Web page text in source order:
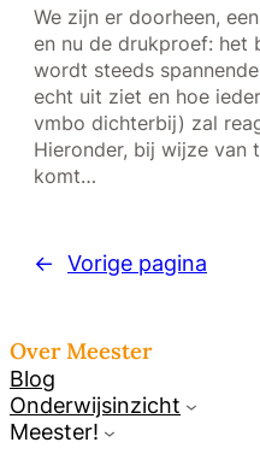
We zijn er doorheen,
en nu de drukproef: het
wordt steeds
echt uit ziet en hoe
vmbo dichterbij) zal
Hieronder, bij wijze van
komt…
← Vorige pagina
Over Meester
Blog
Onderwijsinzicht
Meester!